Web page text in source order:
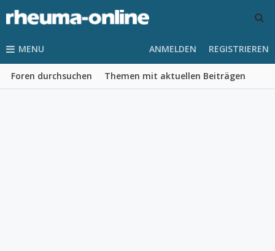
MENU
Foren durchsuchen Themen mit aktuellen Beiträgen
ANMELDEN REGISTRIEREN